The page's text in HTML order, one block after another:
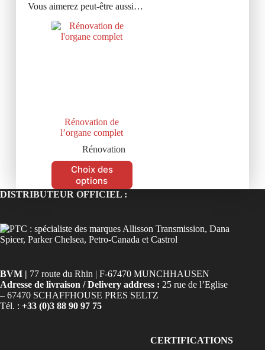
Vous aimerez peut-être aussi…
Rénovation de
l’organe complet
Rénovation
Choix des
options
DISTRIBUTEUR OFFICIEL :
BVM | 77 route du Rhin | F-67470 MUNCHHAUSEN
Adresse de livraison / Delivery address : 25 rue de l’Eglise
– 67470 SCHAFFHOUSE PRES SELTZ
Tél. : +33 (0)3 88 90 97 75
CERTIFICATIONS